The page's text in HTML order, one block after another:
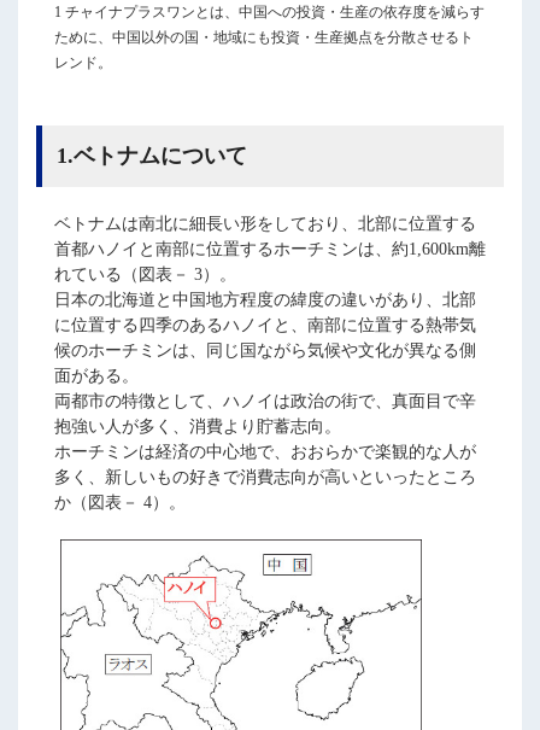
1 チャイナプラスワンとは、中国への投資・生産の依存度を減らす
ために、中国以外の国・地域にも投資・生産拠点を分散させるト
レンド。
1.ベトナムについて
ベトナムは南北に細長い形をしており、北部に位置する
首都ハノイと南部に位置するホーチミンは、約1,600km離
れている（図表－ 3）。
日本の北海道と中国地方程度の緯度の違いがあり、北部
に位置する四季のあるハノイと、南部に位置する熱帯気
候のホーチミンは、同じ国ながら気候や文化が異なる側
面がある。
両都市の特徴として、ハノイは政治の街で、真面目で辛
抱強い人が多く、消費より貯蓄志向。
ホーチミンは経済の中心地で、おおらかで楽観的な人が
多く、新しいもの好きで消費志向が高いといったところ
か（図表－ 4）。